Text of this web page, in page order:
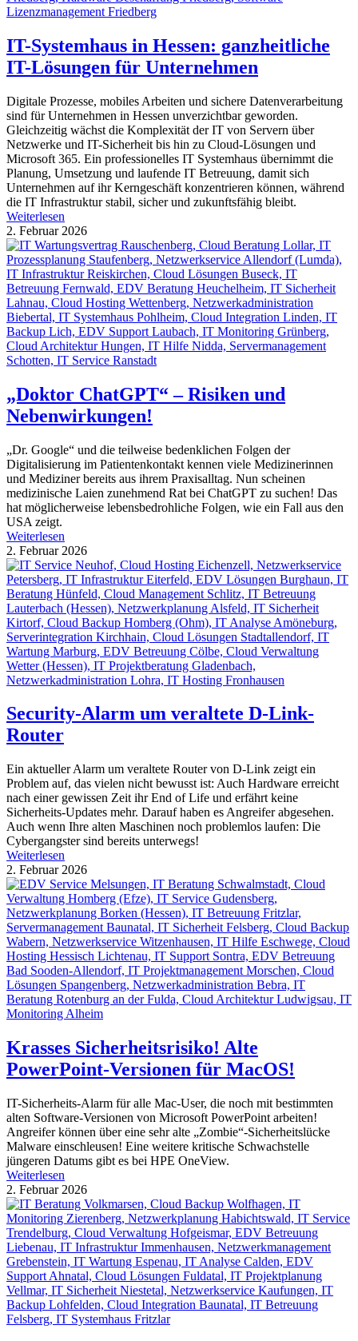
IT-Systemhaus in Hessen: ganzheitliche
IT-Lösungen für Unternehmen
Digitale Prozesse, mobiles Arbeiten und sichere Datenverarbeitung
sind für Unternehmen in Hessen unverzichtbar geworden.
Gleichzeitig wächst die Komplexität der IT von Servern über
Netzwerke und IT-Sicherheit bis hin zu Cloud-Lösungen und
Microsoft 365. Ein professionelles IT Systemhaus übernimmt die
Planung, Umsetzung und laufende IT Betreuung, damit sich
Unternehmen auf ihr Kerngeschäft konzentrieren können, während
die IT Infrastruktur stabil, sicher und zukunftsfähig bleibt.
Weiterlesen
2. Februar 2026
„Doktor ChatGPT“ – Risiken und
Nebenwirkungen!
„Dr. Google“ und die teilweise bedenklichen Folgen der
Digitalisierung im Patientenkontakt kennen viele Medizinerinnen
und Mediziner bereits aus ihrem Praxisalltag. Nun scheinen
medizinische Laien zunehmend Rat bei ChatGPT zu suchen! Das
hat möglicherweise lebensbedrohliche Folgen, wie ein Fall aus den
USA zeigt.
Weiterlesen
2. Februar 2026
Security-Alarm um veraltete D-Link-
Router
Ein aktueller Alarm um veraltete Router von D-Link zeigt ein
Problem auf, das vielen nicht bewusst ist: Auch Hardware erreicht
nach einer gewissen Zeit ihr End of Life und erfährt keine
Sicherheits-Updates mehr. Darauf haben es Angreifer abgesehen.
Auch wenn Ihre alten Maschinen noch problemlos laufen: Die
Cybergangster sind bereits unterwegs!
Weiterlesen
2. Februar 2026
Krasses Sicherheitsrisiko! Alte
PowerPoint-Versionen für MacOS!
IT-Sicherheits-Alarm für alle Mac-User, die noch mit bestimmten
alten Software-Versionen von Microsoft PowerPoint arbeiten!
Angreifer können über eine sehr alte „Zombie“-Sicherheitslücke
Malware einschleusen! Eine weitere kritische Schwachstelle
jüngeren Datums gibt es bei HPE OneView.
Weiterlesen
2. Februar 2026